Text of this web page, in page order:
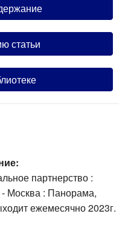
статьи
партнерство :
- Москва : Панорама,
ежемесячно 2023г.